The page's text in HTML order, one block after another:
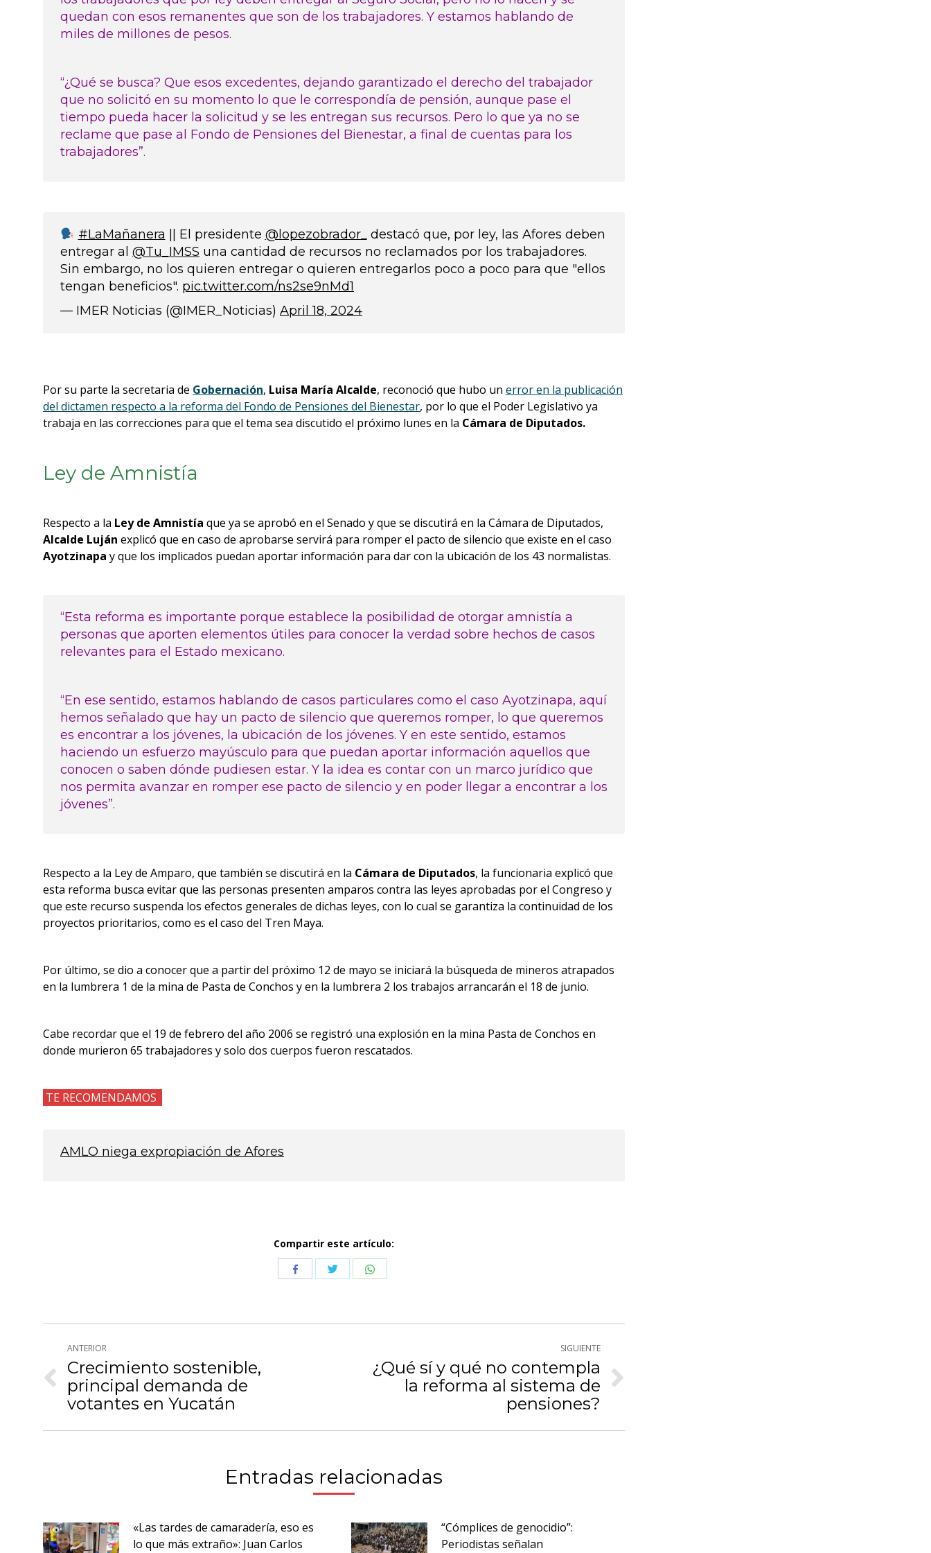
quedan con esos remanentes que son de los trabajadores. Y estamos hablando de
miles de millones de pesos.
“¿Qué se busca? Que esos excedentes, dejando garantizado el derecho del trabajador
que no solicitó en su momento lo que le correspondía de pensión, aunque pase el
tiempo pueda hacer la solicitud y se les entregan sus recursos. Pero lo que ya no se
reclame que pase al Fondo de Pensiones del Bienestar, a final de cuentas para los
trabajadores”.
#LaMañanera || El presidente @lopezobrador_
destacó que, por ley, las Afores deben
entregar al @Tu_IMSS una cantidad de recursos no reclamados por los trabajadores.
Sin embargo, no los quieren entregar o quieren entregarlos poco a poco para que "ellos
tengan beneficios". pic.twitter.com/ns2se9nMd1
— IMER Noticias (@IMER_Noticias) April 18, 2024
Por su parte la secretaria de Gobernación, Luisa María Alcalde, reconoció que hubo un error en la publicación
del dictamen respecto a la reforma del Fondo de Pensiones del Bienestar, por lo que el Poder Legislativo ya
trabaja en las correcciones para que el tema sea discutido el próximo lunes en la Cámara de Diputados.
Ley de Amnistía
Respecto a la Ley de Amnistía que ya se aprobó en el Senado y que se discutirá en la Cámara de Diputados,
Alcalde Luján explicó que en caso de aprobarse servirá para romper el pacto de silencio que existe en el caso
Ayotzinapa y que los implicados puedan aportar información para dar con la ubicación de los 43 normalistas.
“Esta reforma es importante porque establece la posibilidad de otorgar amnistía a
personas que aporten elementos útiles para conocer la verdad sobre hechos de casos
relevantes para el Estado mexicano.
“En ese sentido, estamos hablando de casos particulares como el caso Ayotzinapa, aquí
hemos señalado que hay un pacto de silencio que queremos romper, lo que queremos
es encontrar a los jóvenes, la ubicación de los jóvenes. Y en este sentido, estamos
haciendo un esfuerzo mayúsculo para que puedan aportar información aquellos que
conocen o saben dónde pudiesen estar. Y la idea es contar con un marco jurídico que
nos permita avanzar en romper ese pacto de silencio y en poder llegar a encontrar a los
jóvenes”.
Respecto a la Ley de Amparo, que también se discutirá en la Cámara de Diputados, la funcionaria explicó que
esta reforma busca evitar que las personas presenten amparos contra las leyes aprobadas por el Congreso y
que este recurso suspenda los efectos generales de dichas leyes, con lo cual se garantiza la continuidad de los
proyectos prioritarios, como es el caso del Tren Maya.
Por último, se dio a conocer que a partir del próximo 12 de mayo se iniciará la búsqueda de mineros atrapados
en la lumbrera 1 de la mina de Pasta de Conchos y en la lumbrera 2 los trabajos arrancarán el 18 de junio.
Cabe recordar que el 19 de febrero del año 2006 se registró una explosión en la mina Pasta de Conchos en
donde murieron 65 trabajadores y solo dos cuerpos fueron rescatados.
TE RECOMENDAMOS
AMLO niega expropiación de Afores
Compartir este artículo:
CompartirCompartirCompartir
Navegación
entre
publicaciones
ANTERIOR
Publicación
anterior:
Crecimiento sostenible,
principal demanda de
votantes en Yucatán
SIGUIENTE
Publicación
¿Qué sí y qué no contempla
la reforma al sistema de
pensiones?
Entradas relacionadas
«Las tardes de camaradería, eso es
lo que más extraño»: Juan Carlos
“Cómplices de genocidio”:
Periodistas señalan